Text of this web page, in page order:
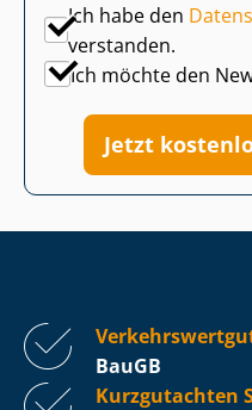
Ich habe den
verstanden.
Ich möchte den
Jetzt
BauGB
Kurzgutachten